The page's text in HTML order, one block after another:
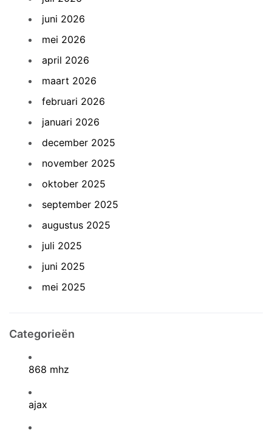
juni 2026
mei 2026
april 2026
maart 2026
februari 2026
januari 2026
december 2025
november 2025
oktober 2025
september 2025
augustus 2025
juli 2025
juni 2025
mei 2025
Categorieën
868 mhz
ajax